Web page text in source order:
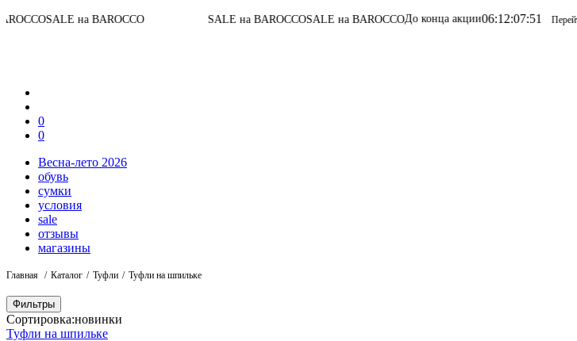
на BAROCCO SALE на BAROCCOSALE на BAROCCOДо конца акции06:12:07:51 Перейти в каталог
0
0
Весна-лето 2026
обувь
сумки
условия
sale
отзывы
магазины
Главная Каталог Туфли Туфли на шпильке
Фильтры
Сортировка:новинки
Туфли на шпильке